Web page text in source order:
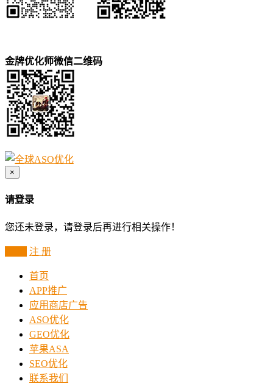
金牌优化师微信二维码
×
请登录
您还未登录，请登录后再进行相关操作！
注 册
首页
APP推广
应用商店广告
ASO优化
GEO优化
苹果ASA
SEO优化
联系我们